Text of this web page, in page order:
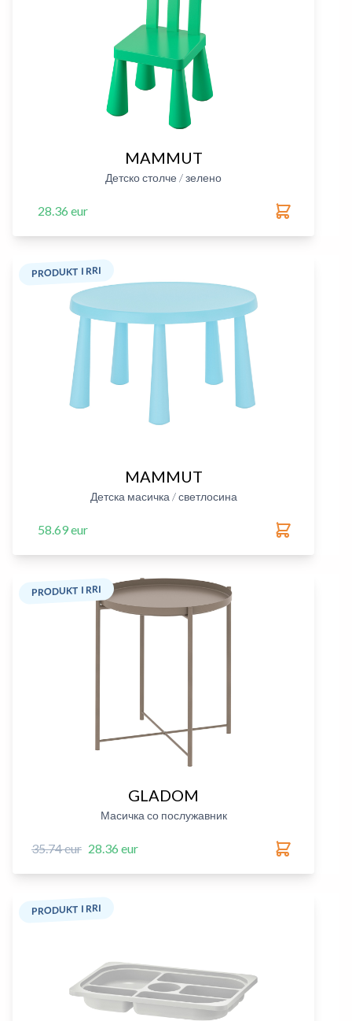
MAMMUT
Детско столче / зелено
28.36 eur
PRODUKT I RRI
MAMMUT
Детска масичка / светлосина
58.69 eur
PRODUKT I RRI
GLADOM
Масичка со послужавник
35.74 eur 28.36 eur
PRODUKT I RRI